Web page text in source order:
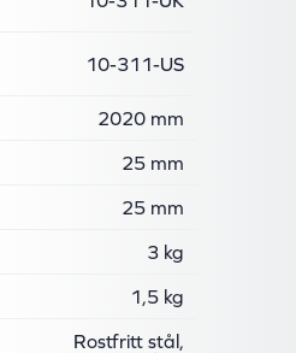
10-311-US
2020 mm
25 mm
25 mm
3 kg
1,5 kg
Rostfritt stål,